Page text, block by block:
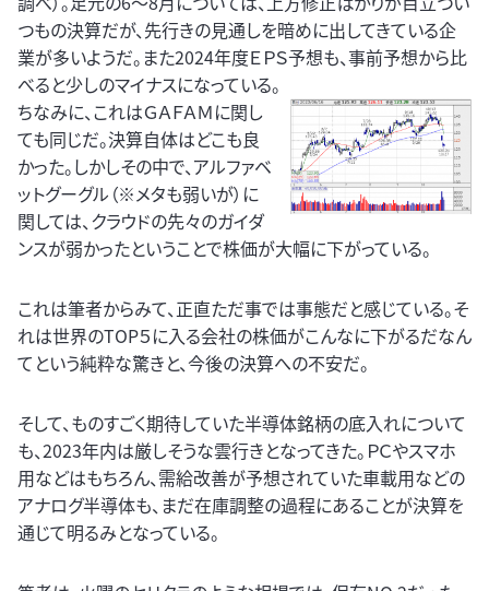
つもの決算だが、先行きの見通しを暗めに出してきている企
業が多いようだ。また2024年度ＥＰＳ予想も、事前予想から比
べると少しのマイナスになっている。
ちなみに、これはＧＡＦＡＭに関し
ても同じだ。決算自体はどこも良
かった。しかしその中で、アルファベ
ットグーグル（※メタも弱いが）に
関しては、クラウドの先々のガイダ
ンスが弱かったということで株価が大幅に下がっている。
これは筆者からみて、正直ただ事では事態だと感じている。そ
れは世界のTOP５に入る会社の株価がこんなに下がるだなん
てという純粋な驚きと、今後の決算への不安だ。
そして、ものすごく期待していた半導体銘柄の底入れについて
も、2023年内は厳しそうな雲行きとなってきた。ＰＣやスマホ
用などはもちろん、需給改善が予想されていた車載用などの
アナログ半導体も、まだ在庫調整の過程にあることが決算を
通じて明るみとなっている。